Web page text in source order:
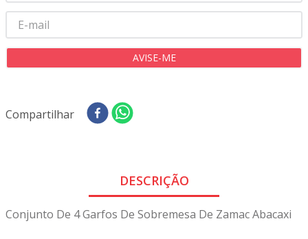
Compartilhar
DESCRIÇÃO
Conjunto De 4 Garfos De Sobremesa De Zamac Abacaxi